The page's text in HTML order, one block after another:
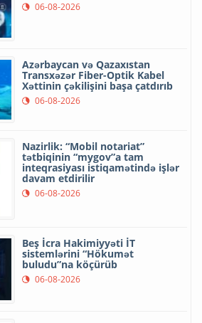
06-08-2026
Azərbaycan və Qazaxıstan
Transxəzər Fiber-Optik Kabel
Xəttinin çəkilişini başa çatdırıb
06-08-2026
Nazirlik: “Mobil notariat”
tətbiqinin “mygov”a tam
inteqrasiyası istiqamətində işlər
davam etdirilir
06-08-2026
Beş İcra Hakimiyyəti İT
sistemlərini “Hökumət
buludu”na köçürüb
06-08-2026